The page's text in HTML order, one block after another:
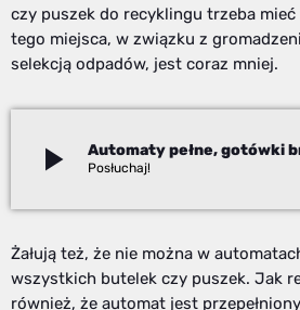
czy puszek do recyklingu trzeba
tego miejsca, w związku z
selekcją odpadów, jest coraz mniej.
play_arrow
Żałują też, że nie można w
wszystkich butelek czy puszek. Jak
również, że automat jest